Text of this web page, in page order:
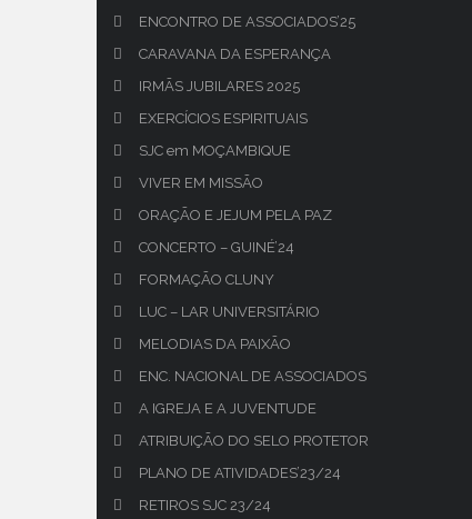
ENCONTRO DE ASSOCIADOS’25
CARAVANA DA ESPERANÇA
IRMÃS JUBILARES 2025
EXERCÍCIOS ESPIRITUAIS
SJC em MOÇAMBIQUE
VIVER EM MISSÃO
ORAÇÃO E JEJUM PELA PAZ
CONCERTO – GUINÉ’24
FORMAÇÃO CLUNY
LUC – LAR UNIVERSITÁRIO
MELODIAS DA PAIXÃO
ENC. NACIONAL DE ASSOCIADOS
A IGREJA E A JUVENTUDE
ATRIBUIÇÃO DO SELO PROTETOR
PLANO DE ATIVIDADES’23/24
RETIROS SJC 23/24